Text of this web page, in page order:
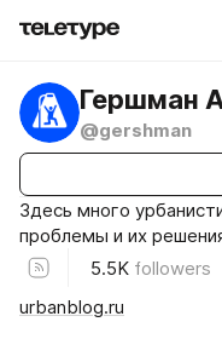
Гершман
@gershman
Здесь много
проблемы и их
5.5K followers
urbanblog.ru